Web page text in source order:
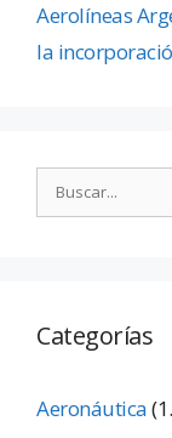
Aerolíneas
la
Categorías
Aeronáutica